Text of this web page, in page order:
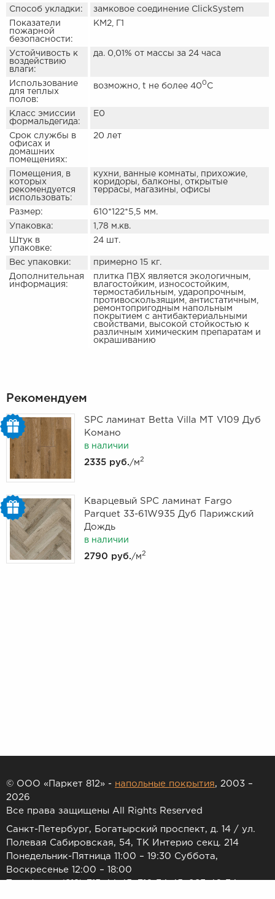
Способ укладки:
замковое соединение ClickSystem
Показатели
пожарной
безопасности:
КМ2, Г1
Устойчивость к
воздействию
влаги:
да. 0,01% от массы за 24 часа
Использование
для теплых
полов:
возможно, t не более 400 С
Класс эмиссии
формальдегида:
E0
Срок службы в
офисах и
домашних
помещениях:
20 лет
Помещения, в
которых
рекомендуется
использовать:
кухни, ванные комнаты, прихожие,
коридоры, балконы, открытые
террасы, магазины, офисы
Размер:
610*122*5,5 мм.
Упаковка:
1,78 м.кв.
Штук в
упаковке:
24 шт.
Вес упаковки:
примерно 15 кг.
Дополнительная
информация:
плитка ПВХ является экологичным,
влагостойким, износостойким,
термостабильным, ударопрочным,
противоскользящим, антистатичным,
ремонтопригодным напольным
покрытием с антибактериальными
свойствами, высокой стойкостью к
различным химическим препаратам и
окрашиванию
Рекомендуем
SPC ламинат Betta Villa MT V109 Дуб
Комано
в наличии
2335 руб./м2
Кварцевый SPC ламинат Fargo
Parquet 33-61W935 Дуб Парижский
Дождь
в наличии
2790 руб./м2
© ООО «Паркет 812» - напольные покрытия, 2003 –
2026
Все права защищены All Rights Reserved
Санкт-Петербург, Богатырский проспект, д. 14 / ул.
Полевая Сабировская, 54, ТК Интерио секц. 214
Понедельник-Пятница 11:00 – 19:30 Суббота,
Воскресенье 12:00 – 18:00